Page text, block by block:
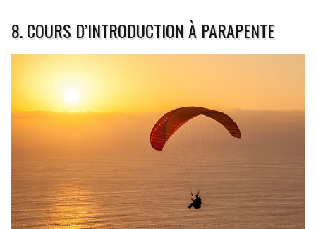
8. COURS D’INTRODUCTION À PARAPENTE